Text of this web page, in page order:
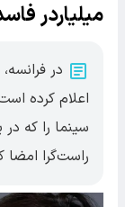
میلیاردر
در
اعلام کرده
سینما را که
راست‌گرا امضا